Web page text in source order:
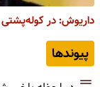
داریوش: در کوله‌پشتی
پیوندها